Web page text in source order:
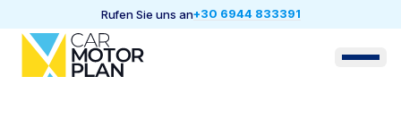
Rufen Sie uns an+30 6944 833391